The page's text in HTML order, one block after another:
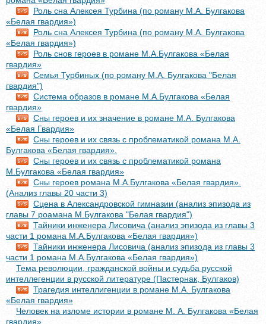
Роль сна Алексея Турбина (по роману М.А. Булгакова
«Белая гвардия»)
Роль сна Алексея Турбина (по роману М.А. Булгакова
«Белая гвардия»)
Роль снов героев в романе М.А.Булгакова «Белая
гвардия»
Семья Турбиных (по роману М.А. Булгакова "Белая
гвардия")
Система образов в романе М.А.Булгакова «Белая
гвардия»
Сны героев и их значение в романе М.А. Булгакова
«Белая Гвардия»
Сны героев и их связь с проблематикой романа М.А.
Булгакова «Белая гвардия».
Сны героев и их связь с проблематикой романа
М.Булгакова «Белая гвардия»
Сны героев романа М.А.Булгакова «Белая гвардия».
(Анализ главы 20 части 3)
Сцена в Александровской гимназии (анализ эпизода из
главы 7 роамана М.Булгакова "Белая гвардия")
Тайники инженера Лисовича (анализ эпизода из главы 3
части 1 романа М.А.Булгакова «Белая гвардия»)
Тайники инженера Лисовича (анализ эпизода из главы 3
части 1 романа М.А.Булгакова «Белая гвардия»)
Тема революции, гражданской войны и судьба русской
интеллегенции в русской литературе (Пастернак, Булгаков)
Трагедия интеллигенции в романе М.А. Булгакова
«Белая гвардия»
Человек на изломе истории в романе М. А. Булгакова «Белая
гвардия»